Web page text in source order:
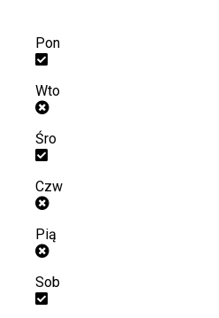
Pon
Wto
Śro
Czw
Pią
Sob